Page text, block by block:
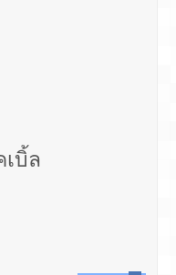
เบิ้ล